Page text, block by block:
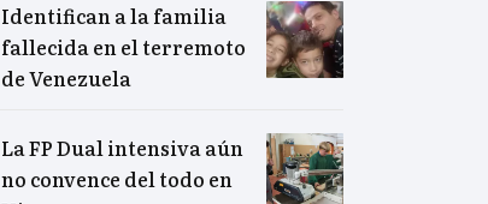
Identifican a la familia
fallecida en el terremoto
de Venezuela
La FP Dual intensiva aún
no convence del todo en